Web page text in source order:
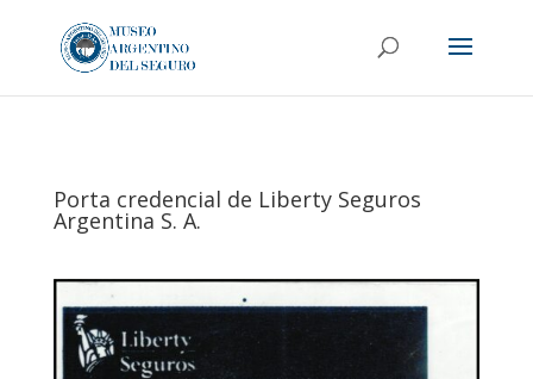
Porta credencial de Liberty Seguros
Argentina S. A.